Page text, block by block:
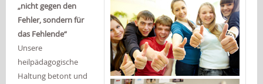
„nicht gegen den
Fehler, sondern für
das Fehlende“
Unsere
heilpädagogische
Haltung betont und